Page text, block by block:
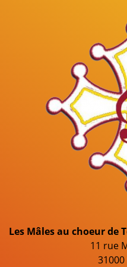
Les Mâles au choeur de
11 rue